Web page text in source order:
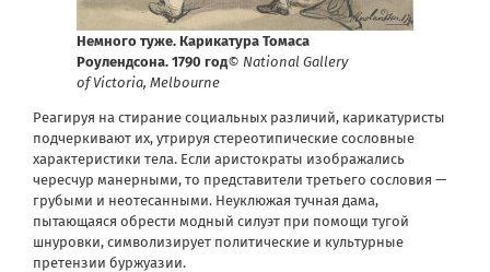
Немного туже. Карикатура Томаса
Роулендсона. 1790 год© National Gallery
of Victoria, Melbourne
Реагируя на стирание социальных различий, карикатуристы
подчеркивают их, утрируя стереотипические сословные
характеристики тела. Если аристократы изображались
чересчур манерными, то представители третьего сословия —
грубыми и неотесанными. Неуклюжая тучная дама,
пытающаяся обрести модный силуэт при помощи тугой
шнуровки, символизирует политические и культурные
претензии буржуазии.